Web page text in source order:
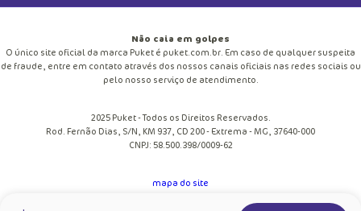
Cupom de desconto
Blog
Política de Privacidade
Meias
Moda Praia
Não caia em golpes
O único site oficial da marca Puket é puket.com.br. Em caso de qualquer suspeita
de fraude, entre em contato através dos nossos canais oficiais nas redes sociais ou
pelo nosso serviço de atendimento.
2025 Puket - Todos os Direitos Reservados.
Rod. Fernão Dias, S/N, KM 937, CD 200 - Extrema - MG, 37640-000
CNPJ: 58.500.398/0009-62
mapa do site